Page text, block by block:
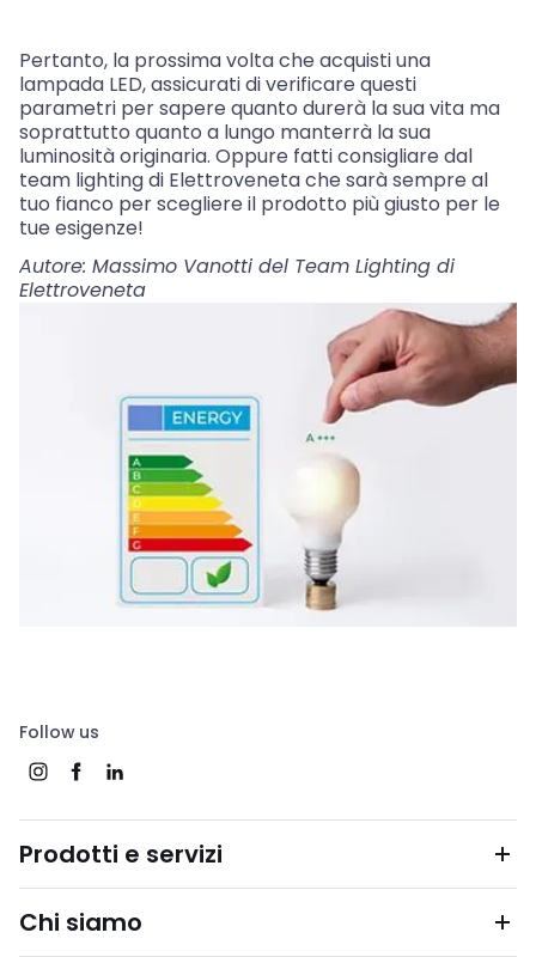
Pertanto, la prossima volta che acquisti una
lampada LED, assicurati di verificare questi
parametri per sapere quanto durerà la sua vita ma
soprattutto quanto a lungo manterrà la sua
luminosità originaria. Oppure fatti consigliare dal
team lighting di Elettroveneta che sarà sempre al
tuo fianco per scegliere il prodotto più giusto per le
tue esigenze!
Autore: Massimo Vanotti del Team Lighting di
Elettroveneta
Follow us
Prodotti e servizi
Chi siamo